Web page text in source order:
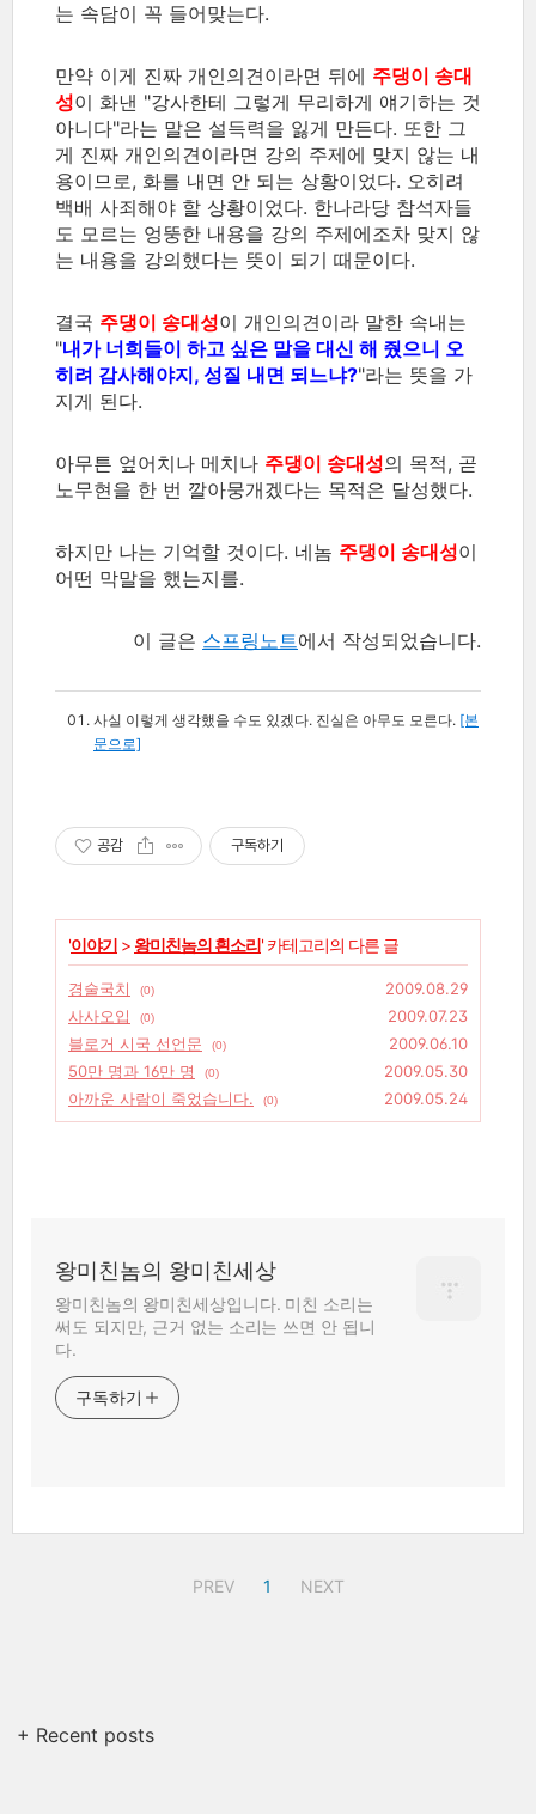
는 속담이 꼭 들어맞는다.
만약 이게 진짜 개인의견이라면 뒤에 주댕이 송대
성이 화낸 "강사한테 그렇게 무리하게 얘기하는 것
아니다"라는 말은 설득력을 잃게 만든다. 또한 그
게 진짜 개인의견이라면 강의 주제에 맞지 않는 내
용이므로, 화를 내면 안 되는 상황이었다. 오히려
백배 사죄해야 할 상황이었다. 한나라당 참석자들
도 모르는 엉뚱한 내용을 강의 주제에조차 맞지 않
는 내용을 강의했다는 뜻이 되기 때문이다.
결국 주댕이 송대성이 개인의견이라 말한 속내는
"내가 너희들이 하고 싶은 말을 대신 해 줬으니 오
히려 감사해야지, 성질 내면 되느냐?"라는 뜻을 가
지게 된다.
아무튼 엎어치나 메치나 주댕이 송대성의 목적, 곧
노무현을 한 번 깔아뭉개겠다는 목적은 달성했다.
하지만 나는 기억할 것이다. 네놈 주댕이 송대성이
어떤 막말을 했는지를.
이 글은 스프링노트에서 작성되었습니다.
사실 이렇게 생각했을 수도 있겠다. 진실은 아무도 모른다. [본
문으로]
공감 구독하기
'이야기 > 왕미친놈의 흰소리' 카테고리의 다른 글
경술국치 (0)
2009.08.29
사사오입
(0)
2009.07.23
블로거 시국 선언문
(0)
2009.06.10
50만 명과 16만 명
(0)
2009.05.30
아까운 사람이 죽었습니다.
(0) 2009.05.24
왕미친놈의 왕미친세상
왕미친놈의 왕미친세상입니다. 미친 소리는
써도 되지만, 근거 없는 소리는 쓰면 안 됩니
다.
구독하기
PREV 1 NEXT
+ Recent posts